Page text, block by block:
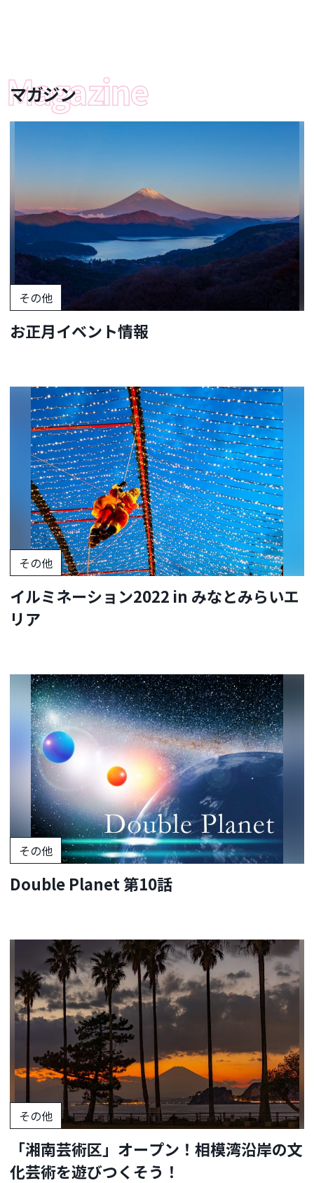
マガジン
その他
お正月イベント情報
その他
イルミネーション2022 in みなとみらいエ
リア
その他
Double Planet 第10話
その他
「湘南芸術区」オープン！相模湾沿岸の文
化芸術を遊びつくそう！